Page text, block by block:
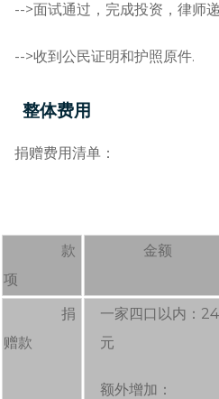
-->面试通过，完成投资，律师
-->收到公民证明和护照原件.
整体费用
捐赠费用清单：
款
项
金额
捐
赠款
一家四口以内：
元
额外增加：